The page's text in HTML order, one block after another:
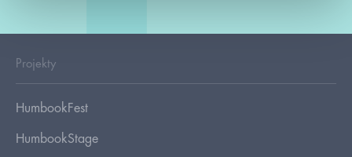
Projekty
HumbookFest
HumbookStage